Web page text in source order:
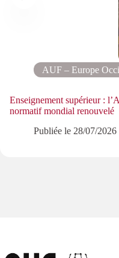
AUF – Europe
Enseignement supérieur :
normatif mondial renouvelé
Publiée le 28/07/2026